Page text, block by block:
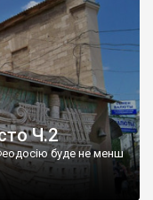
Ч.2
буде не менш